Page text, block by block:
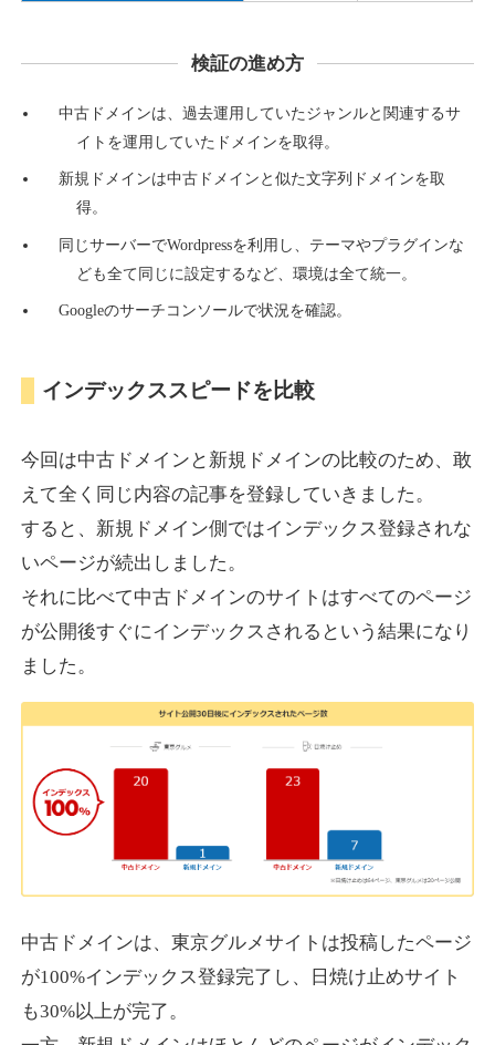
詳細を見る
countdown-x.com
ジャンル その他
39 外部リンク数479 ドメイン年齢
10,800円
詳細を見る
campus-web.jp
DA 38 外部リンク数 1151 ドメイン年齢
詳細を見る
designcrave.com
ジャンル
DA38
詳細を見る
actagainstaids.com
ジャンルその他
DA38 外部リンク数527 ドメイン年齢26年
10,800円 入札 0件
検証の進め方
中古ドメインは、過去運用していたジャンルと関連するサ
イトを運用していたドメインを取得。
新規ドメインは中古ドメインと似た文字列ドメインを取
得。
同じサーバーでWordpressを利用し、テーマやプラグインな
ども全て同じに設定するなど、環境は全て統一。
Googleのサーチコンソールで状況を確認。
インデックススピードを比較
今回は中古ドメインと新規ドメインの比較のため、敢
えて全く同じ内容の記事を登録していきました。
すると、新規ドメイン側ではインデックス登録されな
いページが続出しました。
それに比べて中古ドメインのサイトはすべてのページ
が公開後すぐにインデックスされるという結果になり
ました。
中古ドメインは、東京グルメサイトは投稿したページ
が100%インデックス登録完了し、日焼け止めサイト
も30%以上が完了。